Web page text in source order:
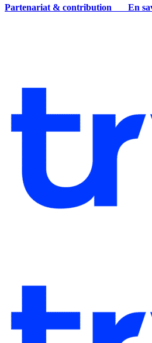
Partenariat & contribution En